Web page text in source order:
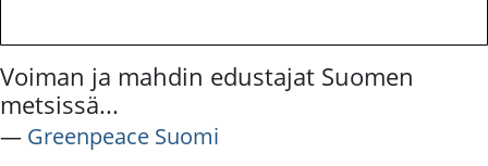
Voiman ja mahdin edustajat Suomen
metsissä...
― Greenpeace Suomi